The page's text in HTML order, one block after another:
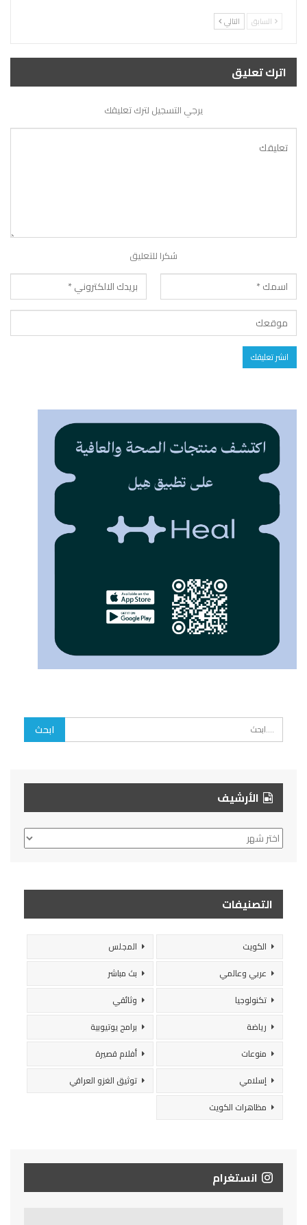
السابق التالي
اترك تعليق
يرجي التسجيل لترك تعليقك
شكرا للتعليق
الأرشيف
الأرشيف
التصنيفات
الكويت
المجلس
عربي وعالمي
بث مباشر
تكنولوجيا
وثائقي
رياضة
برامج يوتيوبية
منوعات
أفلام قصيرة
إسلامي
توثيق الغزو العراقي
مظاهرات الكويت
انستغرام